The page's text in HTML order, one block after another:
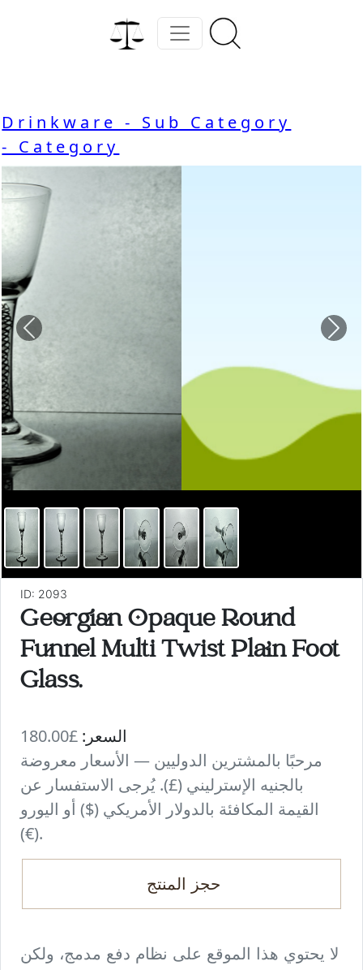
Drinkware - Sub Category
- Category
Previous
ID: 2093
Georgian Opaque Round
Funnel Multi Twist Plain Foot
Glass.
السعر: £180.00
مرحبًا بالمشترين الدوليين — الأسعار معروضة
بالجنيه الإسترليني (£). يُرجى الاستفسار عن
القيمة المكافئة بالدولار الأمريكي ($) أو اليورو
(€).
حجز المنتج
لا يحتوي هذا الموقع على نظام دفع مدمج، ولكن